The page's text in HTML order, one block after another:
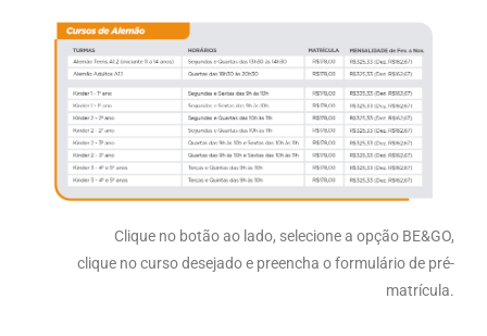
Clique no botão ao lado, selecione a opção BE&GO,
clique no curso desejado e preencha o formulário de pré-
matrícula.